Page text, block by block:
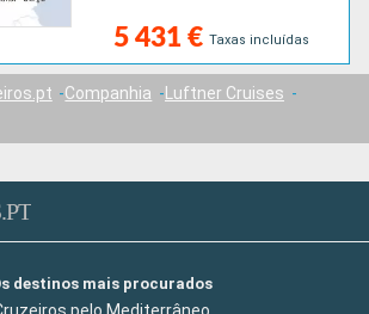
5 431 € Taxas incluídas
Companhia
Luftner Cruises
destinos mais procurados